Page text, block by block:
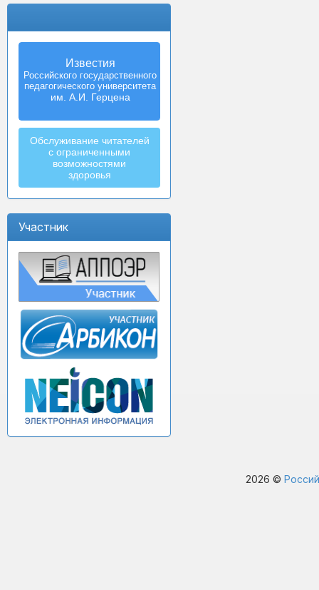
Известия
Российского государственного
педагогического университета
им. А.И. Герцена
Izvestia:
Herzen University
Journal of
Humanities & Sciences
Обслуживание читателей
с ограниченными
возможностями
здоровья
Участник
2026 ©